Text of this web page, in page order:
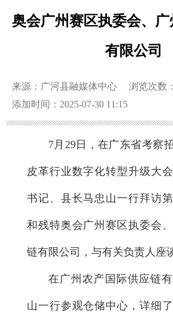
奥会广州赛区执委会、
有限公司
来源：广河县融媒体中心 浏览次数：
添加时间：2025-07-30 11:15
7月29日，在广东省考察
皮革行业数字化转型升级大
书记、县长马忠山一行拜访
和残特奥会广州赛区执委会
链有限公司，与有关负责人座
在广州农产国际供应链
山一行参观仓储中心，详细了